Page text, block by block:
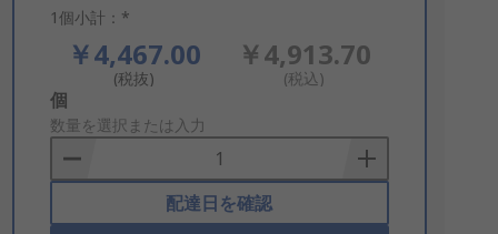
1個小計：*
￥4,467.00
(税抜)
￥4,913.70
(税込)
Add
to
Basket
個
数量を選択または入力
配達日を確認